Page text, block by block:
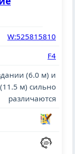
W:525815810
F4
(6.0 м) и
м) сильно
различаются